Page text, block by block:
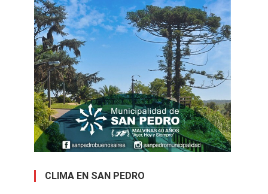
CLIMA EN SAN PEDRO